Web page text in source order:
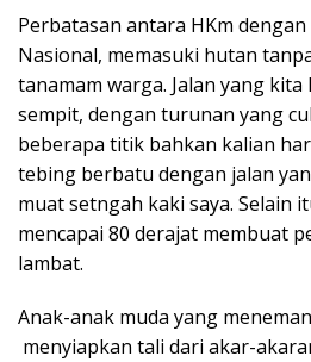
Perbatasan antara HKm
Nasional, memasuki hutan
tanamam warga. Jalan yang
sempit, dengan turunan yang
beberapa titik bahkan kalian
tebing berbatu dengan jalan
muat setngah kaki saya. Selain
mencapai 80 derajat membuat
lambat.
Anak-anak muda yang
menyiapkan tali dari akar-